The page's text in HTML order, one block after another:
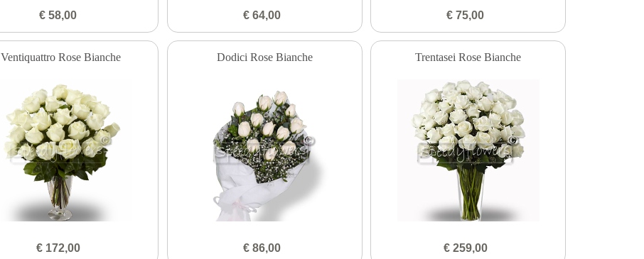
€ 58,00 € 64,00 € 75,00
Ventiquattro Rose Bianche
€ 172,00
Dodici Rose Bianche
€ 86,00
Trentasei Rose Bianche
€ 259,00